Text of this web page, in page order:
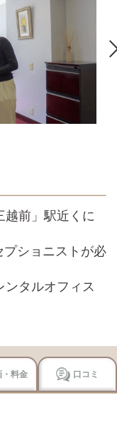
越前」駅近くに
ショニストが必
ンタルオフィス
・料金 口コミ